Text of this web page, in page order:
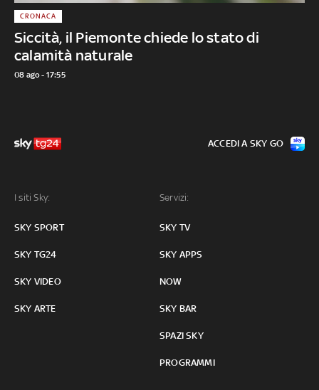
Siccità, il Piemonte chiede lo stato di
calamità naturale
CRONACA
08 ago - 17:55
I siti Sky:
SKY SPORT
SKY TG24
SKY VIDEO
SKY ARTE
Servizi:
SKY TV
SKY APPS
NOW
SKY BAR
SPAZI SKY
PROGRAMMI
ACCEDI A SKY GO